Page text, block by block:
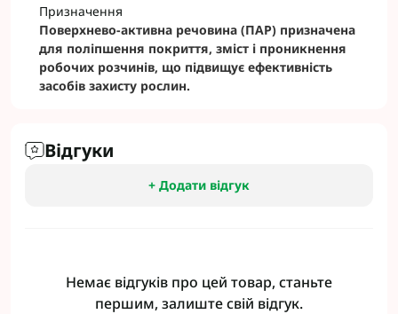
Призначення
Поверхнево-активна речовина (ПАР) призначена
для поліпшення покриття, зміст і проникнення
робочих розчинів, що підвищує ефективність
засобів захисту рослин.
Відгуки
+ Додати відгук
Немає відгуків про цей товар, станьте
першим, залиште свій відгук.